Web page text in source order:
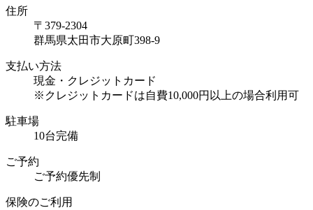
住所
〒379-2304
群馬県太田市大原町398-9
支払い方法
現金・クレジットカード
※クレジットカードは自費10,000円以上の場合利用可
駐車場
10台完備
ご予約
ご予約優先制
保険のご利用